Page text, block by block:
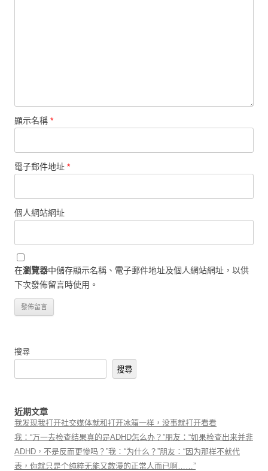
顯示名稱 *
電子郵件地址 *
個人網站網址
在瀏覽器中儲存顯示名稱、電子郵件地址及個人網站網址，以供
下次發佈留言時使用。
搜尋
搜尋
近期文章
我发现我打开社交媒体就和打开冰箱一样，没事就打开看看
我：“万一去检查结果真的是ADHD怎么办？”朋友：“如果检查出来并非
ADHD，不是反而更惨吗？”我：“为什么？”朋友：“因为那样不就代
表，你就只是个纯粹无能又散漫的正常人而已啊……”